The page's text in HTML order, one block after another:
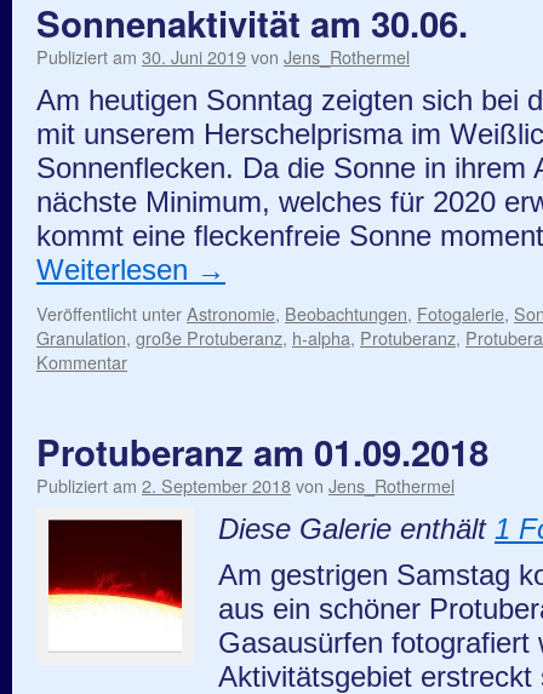
Sonnenaktivität am 30.06.
Publiziert am 30. Juni 2019von Jens_Rothermel
Am heutigen Sonntag zeigten sich bei
mit unserem Herschelprisma im
Sonnenflecken. Da die Sonne in ihrem
nächste Minimum, welches für 2020
kommt eine fleckenfreie Sonne
Weiterlesen →
Veröffentlicht unterAstronomie, Beobachtungen, Fotogalerie,
Granulation, große Protuberanz, h-alpha, Protuberanz,
Kommentar
Protuberanz am 01.09.2018
Publiziert am 2. September 2018von Jens_Rothermel
Diese Galerie enthält 1
Am gestrigen Samstag
aus ein schöner
Gasausürfen fotografiert
Aktivitätsgebiet